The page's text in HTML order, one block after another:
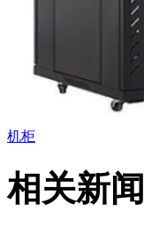
机柜
相关新闻